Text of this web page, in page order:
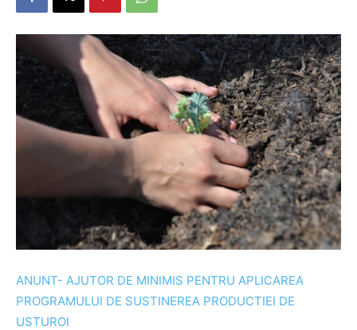
ANUNT- AJUTOR DE MINIMIS PENTRU APLICAREA
PROGRAMULUI DE SUSTINEREA PRODUCTIEI DE
USTUROI